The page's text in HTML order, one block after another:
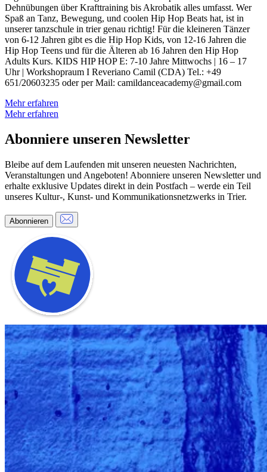
Dehnübungen über Krafttraining bis Akrobatik alles umfasst. Wer
Spaß an Tanz, Bewegung, und coolen Hip Hop Beats hat, ist in
unserer tanzschule in trier genau richtig! Für die kleineren Tänzer
von 6-12 Jahren gibt es die Hip Hop Kids, von 12-16 Jahren die
Hip Hop Teens und für die Älteren ab 16 Jahren den Hip Hop
Adults Kurs. KIDS HIP HOP E: 7-10 Jahre Mittwochs | 16 – 17
Uhr | Workshopraum I Reveriano Camil (CDA) Tel.: +49
651/20603235 oder per Mail: camildanceacademy@gmail.com
Mehr erfahren
Mehr erfahren
Abonniere unseren Newsletter
Bleibe auf dem Laufenden mit unseren neuesten Nachrichten,
Veranstaltungen und Angeboten! Abonniere unseren Newsletter und
erhalte exklusive Updates direkt in dein Postfach – werde ein Teil
unseres Kultur-, Kunst- und Kommunikationsnetzwerks in Trier.
Abonnieren